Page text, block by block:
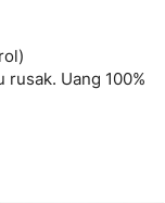
rusak. Uang 100%